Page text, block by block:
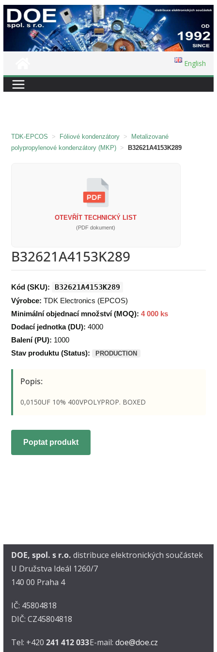
Přeskočit
na
English
TDK-EPCOS > Fóliové kondenzátory >
Metalizované
polypropylenové kondenzátory (MKP) > B32621A4153K289
OTEVŘÍT TECHNICKÝ LIST
(PDF dokument)
B32621A4153K289
Kód (SKU): B32621A4153K289
Výrobce: TDK Electronics (EPCOS)
Minimální objednací množství (MOQ): 4 000 ks
Dodací jednotka (DU): 4000
Balení (PU): 1000
Stav produktu (Status):
PRODUCTION
Popis:
0,0150UF 10% 400VPOLYPROP. BOXED
Poptat produkt
DOE, spol. s r.o. distribuce elektronických součástek
U Družstva Ideál 1260/7
140 00 Praha 4
IČ: 45804818
DIČ: CZ45804818
Tel: +420 241 412 033E-mail: doe@doe.cz